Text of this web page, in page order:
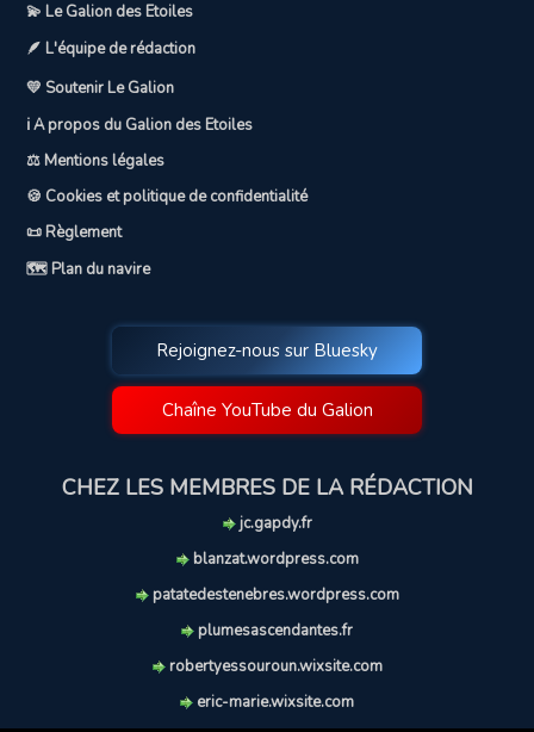
💫 Le Galion des Etoiles
🪶 L'équipe de rédaction
💛 Soutenir Le Galion
ℹ️ A propos du Galion des Etoiles
⚖️ Mentions légales
🍪 Cookies et politique de confidentialité
📜 Règlement
🗺️ Plan du navire
Rejoignez-nous sur Bluesky
Chaîne YouTube du Galion
CHEZ LES MEMBRES DE LA RÉDACTION
jc.gapdy.fr
blanzat.wordpress.com
patatedestenebres.wordpress.com
plumesascendantes.fr
robertyessouroun.wixsite.com
eric-marie.wixsite.com